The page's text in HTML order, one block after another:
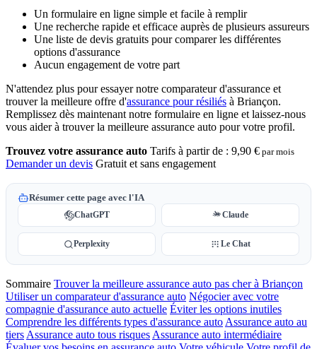
Un formulaire en ligne simple et facile à remplir
Une recherche rapide et efficace auprès de plusieurs assureurs
Une liste de devis gratuits pour comparer les différentes
options d'assurance
Aucun engagement de votre part
N'attendez plus pour essayer notre comparateur d'assurance et
trouver la meilleure offre d'assurance pour résiliés à Briançon.
Remplissez dès maintenant notre formulaire en ligne et laissez-nous
vous aider à trouver la meilleure assurance auto pour votre profil.
Trouvez votre assurance auto Tarifs à partir de : 9,90 € par mois
Demander un devis Gratuit et sans engagement
Résumer cette page avec l'IA
ChatGPT Claude
Perplexity Le Chat
Sommaire Trouver la meilleure assurance auto pas cher à Briançon
Utiliser un comparateur d'assurance auto Négocier avec votre
compagnie d'assurance auto actuelle Éviter les options inutiles
Comprendre les différents types d'assurance autoAssurance auto au
tiersAssurance auto tous risquesAssurance auto intermédiaire